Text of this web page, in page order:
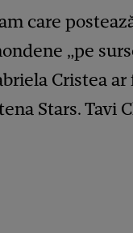
care
„pe
Cristea ar
Stars. Tavi